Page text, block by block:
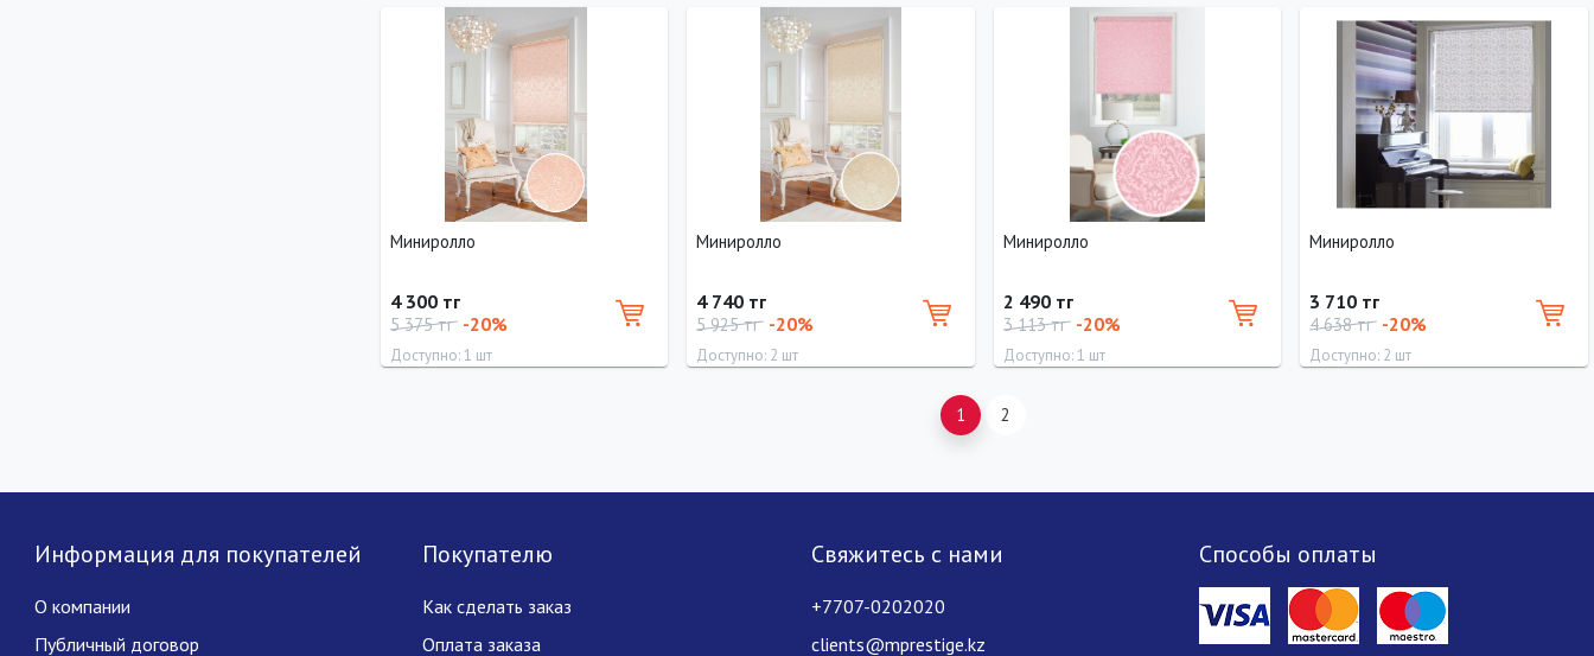
Ширина
83 см
Высота
160 см
Ширина
73 см
Высота
160 см
Ширина Высота Длина
130 см
Ширина
180 см
Миниролло
4 300 тг
5 375 тг -20%
Доступно: 1 шт
Миниролло
4 740 тг
5 925 тг -20%
Доступно: 2 шт
Миниролло
2 490 тг
3 113 тг -20%
Доступно: 1 шт
Длина
160 см
Миниролло
3 710 тг
4 638 тг -20%
Доступно: 2 шт
1 2
Информация для покупателей
О компании
Публичный договор
Покупателю
Как сделать заказ
Оплата заказа
Свяжитесь с нами
+7707-0202020
clients@mprestige.kz
Способы оплаты